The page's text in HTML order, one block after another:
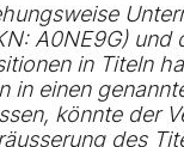
A0NE9G)
in Titeln
in einen
könnte der
des